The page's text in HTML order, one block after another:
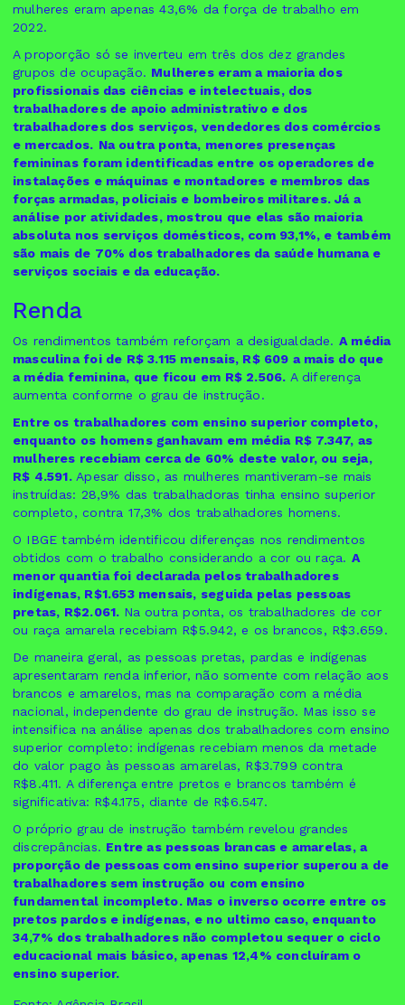
mulheres eram apenas 43,6% da força de trabalho em
2022.
A proporção só se inverteu em três dos dez grandes
grupos de ocupação. Mulheres eram a maioria dos
profissionais das ciências e intelectuais, dos
trabalhadores de apoio administrativo e dos
trabalhadores dos serviços, vendedores dos comércios
e mercados. Na outra ponta, menores presenças
femininas foram identificadas entre os operadores de
instalações e máquinas e montadores e membros das
forças armadas, policiais e bombeiros militares. Já a
análise por atividades, mostrou que elas são maioria
absoluta nos serviços domésticos, com 93,1%, e também
são mais de 70% dos trabalhadores da saúde humana e
serviços sociais e da educação.
Renda
Os rendimentos também reforçam a desigualdade. A média
masculina foi de R$ 3.115 mensais, R$ 609 a mais do que
a média feminina, que ficou em R$ 2.506. A diferença
aumenta conforme o grau de instrução.
Entre os trabalhadores com ensino superior completo,
enquanto os homens ganhavam em média R$ 7.347, as
mulheres recebiam cerca de 60% deste valor, ou seja,
R$ 4.591.Apesar disso, as mulheres mantiveram-se mais
instruídas: 28,9% das trabalhadoras tinha ensino superior
completo, contra 17,3% dos trabalhadores homens.
O IBGE também identificou diferenças nos rendimentos
obtidos com o trabalho considerando a cor ou raça. A
menor quantia foi declarada pelos trabalhadores
indígenas, R$1.653 mensais, seguida pelas pessoas
pretas, R$2.061. Na outra ponta, os trabalhadores de cor
ou raça amarela recebiam R$5.942, e os brancos, R$3.659.
De maneira geral, as pessoas pretas, pardas e indígenas
apresentaram renda inferior, não somente com relação aos
brancos e amarelos, mas na comparação com a média
nacional, independente do grau de instrução. Mas isso se
intensifica na análise apenas dos trabalhadores com ensino
superior completo: indígenas recebiam menos da metade
do valor pago às pessoas amarelas, R$3.799 contra
R$8.411. A diferença entre pretos e brancos também é
significativa: R$4.175, diante de R$6.547.
O próprio grau de instrução também revelou grandes
discrepâncias. Entre as pessoas brancas e amarelas, a
proporção de pessoas com ensino superior superou a de
trabalhadores sem instrução ou com ensino
fundamental incompleto. Mas o inverso ocorre entre os
pretos pardos e indígenas, e no ultimo caso, enquanto
34,7% dos trabalhadores não completou sequer o ciclo
educacional mais básico, apenas 12,4% concluíram o
ensino superior.